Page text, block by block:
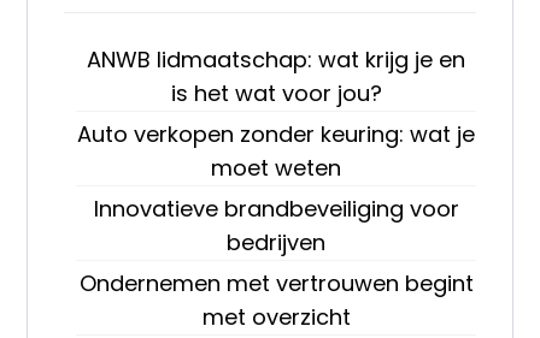
ANWB lidmaatschap: wat krijg je en
is het wat voor jou?
Auto verkopen zonder keuring: wat je
moet weten
Innovatieve brandbeveiliging voor
bedrijven
Ondernemen met vertrouwen begint
met overzicht